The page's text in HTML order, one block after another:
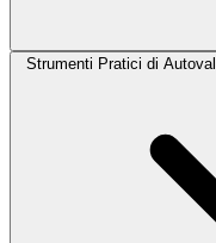
Strumenti Pratici di